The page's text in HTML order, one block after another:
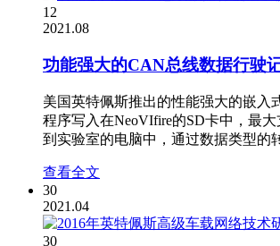
12
2021.08
功能强大的CAN总线数据行驶
美国英特佩斯推出的性能强大的嵌入
程序写入在NeoVIfire的SD卡中，最
到实验室的电脑中，通过数据类型的
查看全文
30
2021.04
30